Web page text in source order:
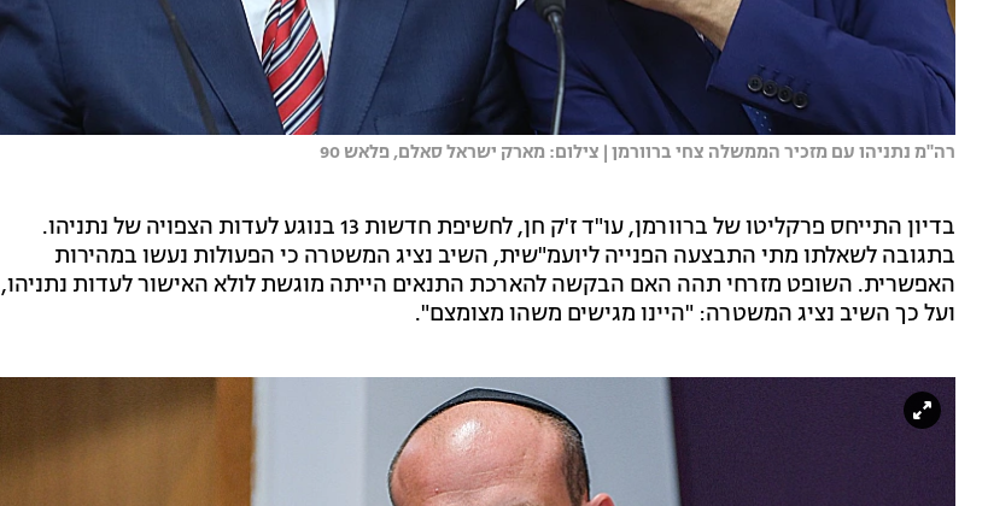
רה"מ נתניהו עם מזכיר הממשלה צחי ברוורמן | צילום: מארק ישראל סאלם, פלאש 90
בדיון התייחס פרקליטו של ברוורמן, עו"ד ז'ק חן, לחשיפת חדשות 13 בנוגע לעדות הצפויה של נתניהו.
בתגובה לשאלתו מתי התבצעה הפנייה ליועמ"שית, השיב נציג המשטרה כי הפעולות נעשו במהירות
האפשרית. השופט מזרחי תהה האם הבקשה להארכת התנאים הייתה מוגשת לולא האישור לעדות נתניהו,
ועל כך השיב נציג המשטרה: "היינו מגישים משהו מצומצם".